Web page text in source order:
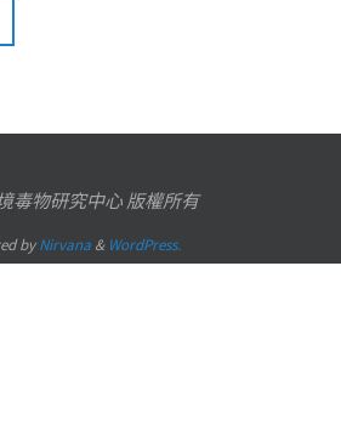
毒物研究中心 版權所有
byNirvana& WordPress.